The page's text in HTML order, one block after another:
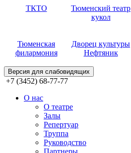
ТКТО
Тюменский театр
кукол
Тюменская
филармония
Дворец культуры
Нефтяник
Версия для слабовидящих
+7 (3452) 68-77-77
О нас
О театре
Залы
Репертуар
Труппа
Руководство
Партнеры